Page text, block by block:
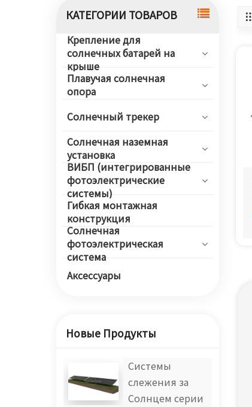
КАТЕГОРИИ ТОВАРОВ
Крепление для
солнечных батарей на
крыше
Плавучая солнечная
опора
Солнечный трекер
Солнечная наземная
установка
ВИБП (интегрированные
фотоэлектрические
системы)
Гибкая монтажная
конструкция
Солнечная
фотоэлектрическая
система
Аксессуары
Новые Продукты
Системы
слежения за
Солнцем серии